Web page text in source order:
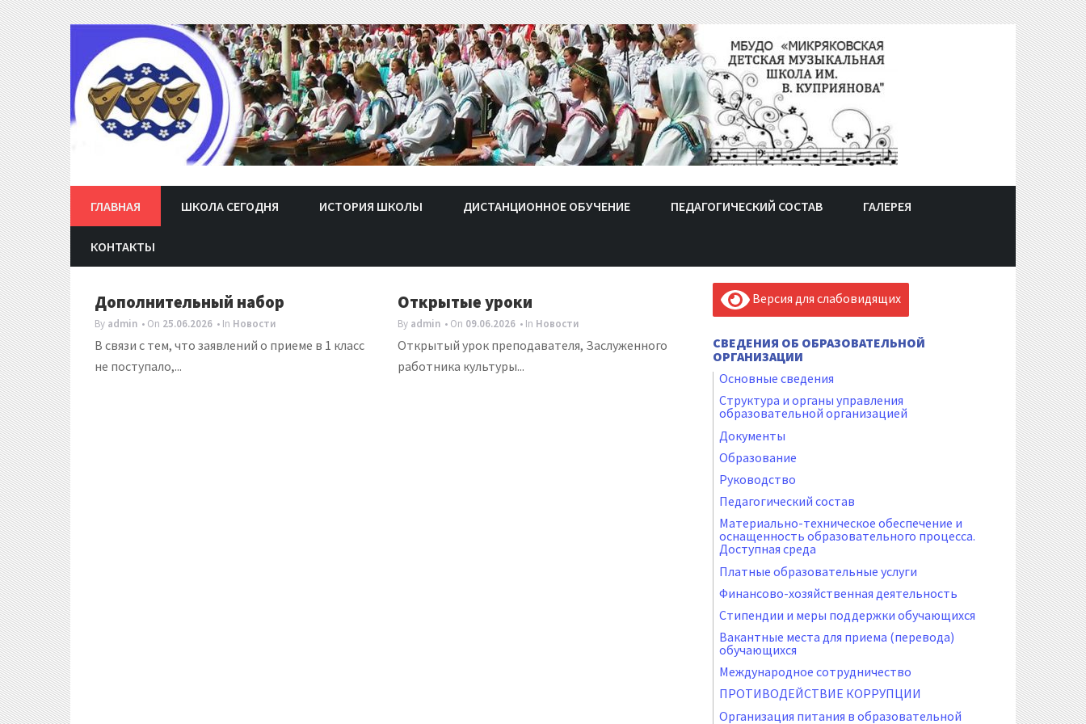
Skip
to
content
ГЛАВНАЯ ШКОЛА СЕГОДНЯ ИСТОРИЯ ШКОЛЫ ДИСТАНЦИОННОЕ ОБУЧЕНИЕ ПЕДАГОГИЧЕСКИЙ СОСТАВ ГАЛЕРЕЯ
КОНТАКТЫ
Дополнительный набор
By admin • On 25.06.2026 • In Новости
В связи с тем, что заявлений о приеме в 1 класс
не поступало,...
Открытые уроки
By admin • On 09.06.2026 • In Новости
Открытый урок преподавателя, Заслуженного
работника культуры...
Версия для слабовидящих
СВЕДЕНИЯ ОБ ОБРАЗОВАТЕЛЬНОЙ
ОРГАНИЗАЦИИ
Основные сведения
Структура и органы управления
образовательной организацией
Документы
Образование
Руководство
Педагогический состав
Материально-техническое обеспечение и
оснащенность образовательного процесса.
Доступная среда
Платные образовательные услуги
Финансово-хозяйственная деятельность
Стипендии и меры поддержки обучающихся
Вакантные места для приема (перевода)
обучающихся
Международное сотрудничество
ПРОТИВОДЕЙСТВИЕ КОРРУПЦИИ
Организация питания в образовательной